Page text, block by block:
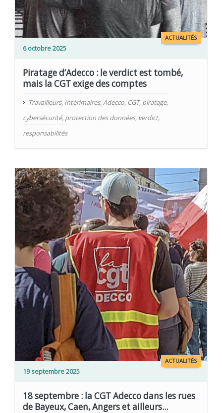
ACTUALITÉS
6 octobre 2025
Piratage d’Adecco : le verdict est tombé,
mais la CGT exige des comptes
Travailleurs, Intérimaires,Adecco, CGT, piratage,
cybersécurité, protection des données, verdict,
responsabilités
ACTUALITÉS
19 septembre 2025
18 septembre : la CGT Adecco dans les rues
de Bayeux, Caen, Angers et ailleurs...